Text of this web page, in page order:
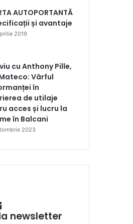
AUTOPORTANTĂ
și avantaje
2019
cu Anthony Pille,
Vârful
în
de utilaje
acces și lucru la
în Balcani
2023
newsletter